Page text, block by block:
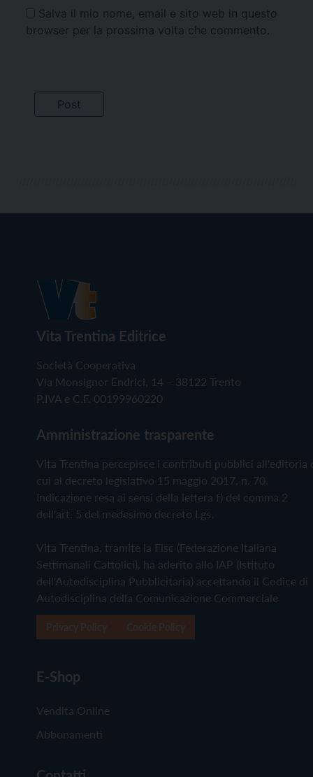
Salva il mio nome, email e sito web in questo
browser per la prossima volta che commento.
Vita Trentina Editrice
Società Cooperativa
Via Monsignor Endrici, 14 – 38122 Trento
P.IVA e C.F. 00199960220
Amministrazione trasparente
Vita Trentina percepisce i contributi pubblici all'editoria
cui al decreto legislativo 15 maggio 2017, n. 70.
Indicazione resa ai sensi della lettera f) del comma 2
dell'art. 5 del medesimo decreto Lgs.
Vita Trentina, tramite la Fisc (Federazione Italiana
Settimanali Cattolici), ha aderito allo IAP (Istituto
dell'Autodisciplina Pubblicitaria) accettando il Codice di
Autodisciplina della Comunicazione Commerciale
E-Shop
Vendita Online
Abbonamenti